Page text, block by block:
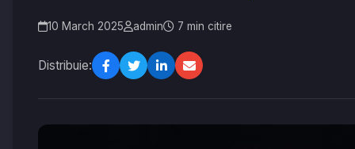
10 March 2025 admin 7 min citire
Distribuie: